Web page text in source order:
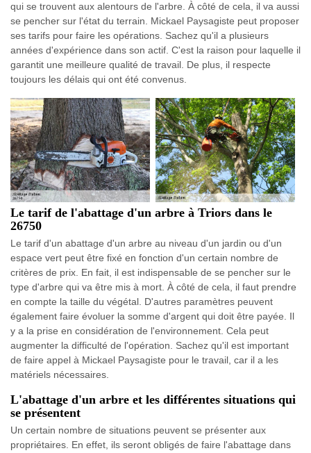
qui se trouvent aux alentours de l'arbre. À côté de cela, il va aussi
se pencher sur l'état du terrain. Mickael Paysagiste peut proposer
ses tarifs pour faire les opérations. Sachez qu'il a plusieurs
années d'expérience dans son actif. C'est la raison pour laquelle il
garantit une meilleure qualité de travail. De plus, il respecte
toujours les délais qui ont été convenus.
Le tarif de l'abattage d'un arbre à Triors dans le
26750
Le tarif d'un abattage d'un arbre au niveau d'un jardin ou d'un
espace vert peut être fixé en fonction d'un certain nombre de
critères de prix. En fait, il est indispensable de se pencher sur le
type d'arbre qui va être mis à mort. À côté de cela, il faut prendre
en compte la taille du végétal. D'autres paramètres peuvent
également faire évoluer la somme d'argent qui doit être payée. Il
y a la prise en considération de l'environnement. Cela peut
augmenter la difficulté de l'opération. Sachez qu'il est important
de faire appel à Mickael Paysagiste pour le travail, car il a les
matériels nécessaires.
L'abattage d'un arbre et les différentes situations qui
se présentent
Un certain nombre de situations peuvent se présenter aux
propriétaires. En effet, ils seront obligés de faire l'abattage dans